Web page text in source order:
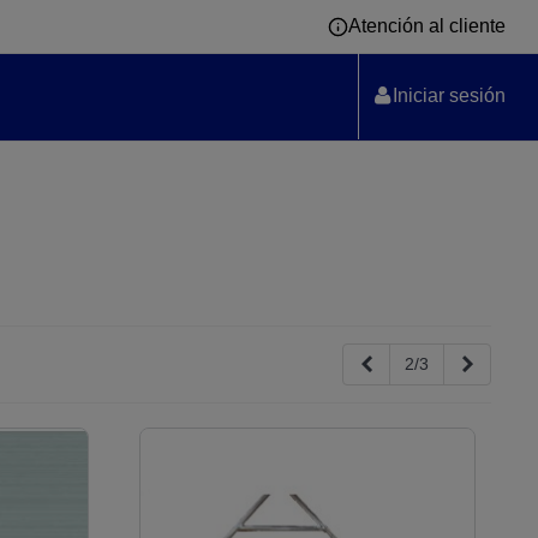
Atención al cliente
Iniciar sesión
Anterior
2/3